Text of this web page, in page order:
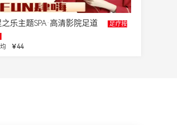
之乐主题SPA·高清影院足道
足疗按
￥44